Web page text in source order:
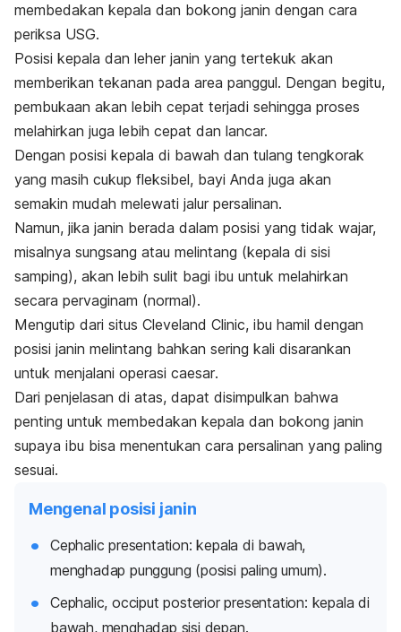
membedakan kepala dan bokong janin dengan cara
periksa USG.
Posisi kepala dan leher janin yang tertekuk akan
memberikan tekanan pada area panggul. Dengan begitu,
pembukaan akan lebih cepat terjadi sehingga proses
melahirkan juga lebih cepat dan lancar.
Dengan posisi kepala di bawah dan tulang tengkorak
yang masih cukup fleksibel, bayi Anda juga akan
semakin mudah melewati jalur persalinan.
Namun, jika janin berada dalam posisi yang tidak wajar,
misalnya sungsang atau melintang (kepala di sisi
samping), akan lebih sulit bagi ibu untuk melahirkan
secara pervaginam (normal).
Mengutip dari situs Cleveland Clinic, ibu hamil dengan
posisi janin melintang bahkan sering kali disarankan
untuk menjalani operasi caesar.
Dari penjelasan di atas, dapat disimpulkan bahwa
penting untuk membedakan kepala dan bokong janin
supaya ibu bisa menentukan cara persalinan yang paling
sesuai.
Mengenal posisi janin
Cephalic presentation: kepala di bawah,
menghadap punggung (posisi paling umum).
Cephalic, occiput posterior presentation: kepala di
bawah, menghadap sisi depan.